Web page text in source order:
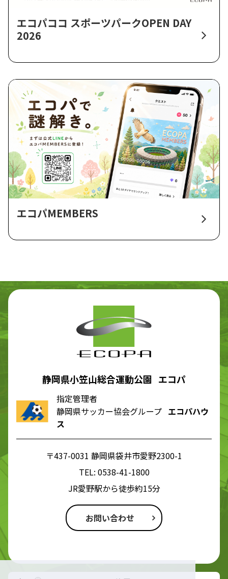
エコパココ スポーツパークOPEN DAY
2026
エコパMEMBERS
静岡県小笠山総合運動公園 エコパ
指定管理者
静岡県サッカー協会グループ エコパハウ
ス
〒437-0031 静岡県袋井市愛野2300-1
TEL: 0538-41-1800
JR愛野駅から徒歩約15分
お問い合わせ